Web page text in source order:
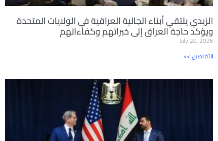
الزيدي يلتقي أبناء الجالية العراقية في الولايات المتحدة
ويؤكد حاجة العراق إلى خبراتهم وكفاءاتهم
July 20, 2026
<< التفاصيل